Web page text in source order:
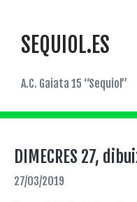
SEQUIOL.ES
A.C. Gaiata 15 “Sequiol”
DIMECRES 27,
27/03/2019